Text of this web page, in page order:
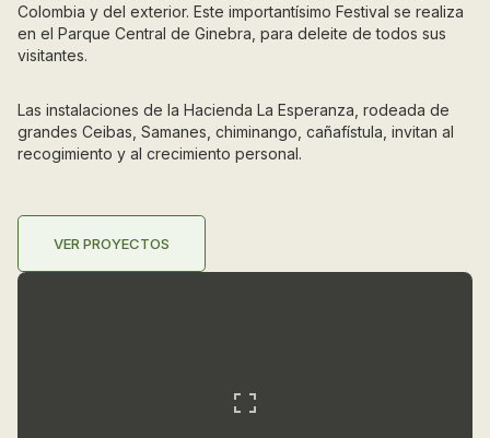
Colombia y del exterior. Este importantísimo Festival se realiza
en el Parque Central de Ginebra, para deleite de todos sus
visitantes.
Las instalaciones de la Hacienda La Esperanza, rodeada de
grandes Ceibas, Samanes, chiminango, cañafístula, invitan al
recogimiento y al crecimiento personal.
VER PROYECTOS